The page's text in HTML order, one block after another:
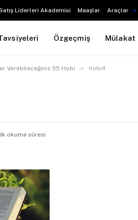
Liderleri Akademisi Maaşlar Araçlar
Özgeçmiş Mülakat
Verebileceğiniz 55 Hobi » hobi4
okuma süresi